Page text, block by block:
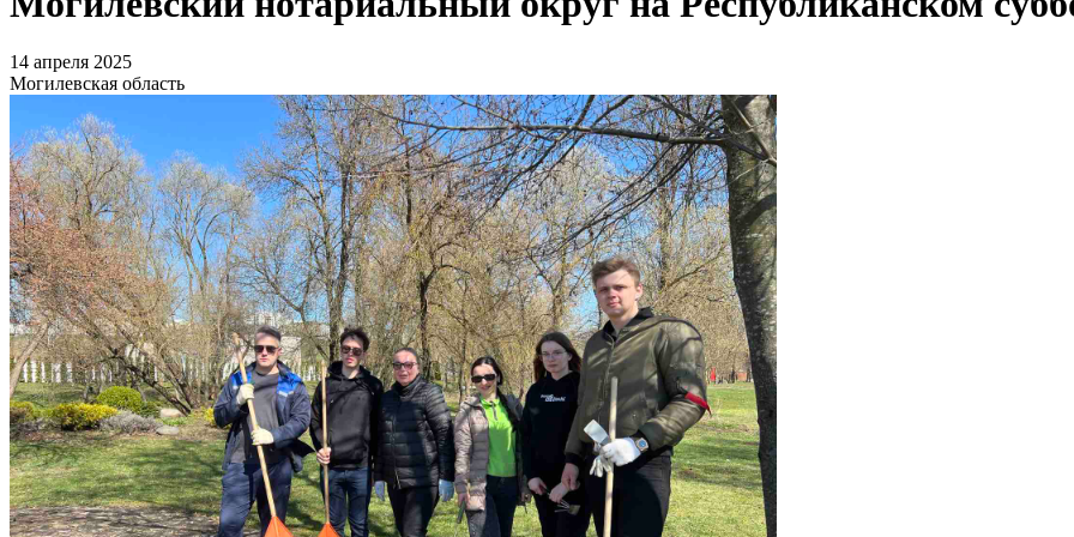
14 апреля 2025
Могилевская область